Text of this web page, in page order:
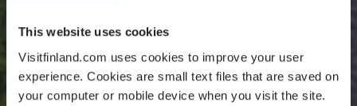
This website uses cookies
Visitfinland.com uses cookies to improve your user
experience. Cookies are small text files that are saved on
your computer or mobile device when you visit the site.